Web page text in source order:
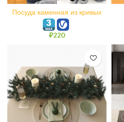
Посуда каменная из кривых
линий N1
₽220